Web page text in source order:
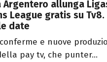
Argentero allunga
League gratis su
date
e nuove
pay tv, che punter...